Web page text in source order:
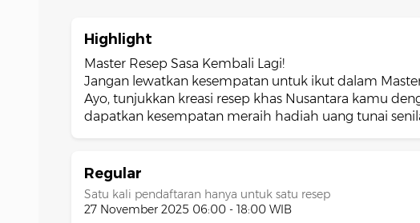
Highlight
Master Resep Sasa Kembali Lagi!
Jangan lewatkan kesempatan untuk ikut dalam
Ayo, tunjukkan kreasi resep khas Nusantara kamu
dapatkan kesempatan meraih hadiah uang tunai
Regular
Satu kali pendaftaran hanya untuk satu resep
27 November 2025 06:00 - 18:00 WIB